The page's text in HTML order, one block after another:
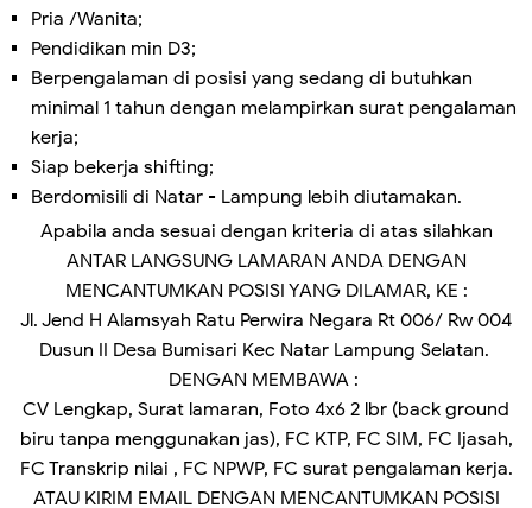
Pria /Wanita;
Pendidikan min D3;
Berpengalaman di posisi yang sedang di butuhkan
minimal 1 tahun dengan melampirkan surat pengalaman
kerja;
Siap bekerja shifting;
Berdomisili di Natar - Lampung lebih diutamakan.
Apabila anda sesuai dengan kriteria di atas silahkan
ANTAR LANGSUNG LAMARAN ANDA DENGAN
MENCANTUMKAN POSISI YANG DILAMAR, KE :
Jl. Jend H Alamsyah Ratu Perwira Negara Rt 006/ Rw 004
Dusun II Desa Bumisari Kec Natar Lampung Selatan.
DENGAN MEMBAWA :
CV Lengkap, Surat lamaran, Foto 4x6 2 lbr (back ground
biru tanpa menggunakan jas), FC KTP, FC SIM, FC Ijasah,
FC Transkrip nilai , FC NPWP, FC surat pengalaman kerja.
ATAU KIRIM EMAIL DENGAN MENCANTUMKAN POSISI